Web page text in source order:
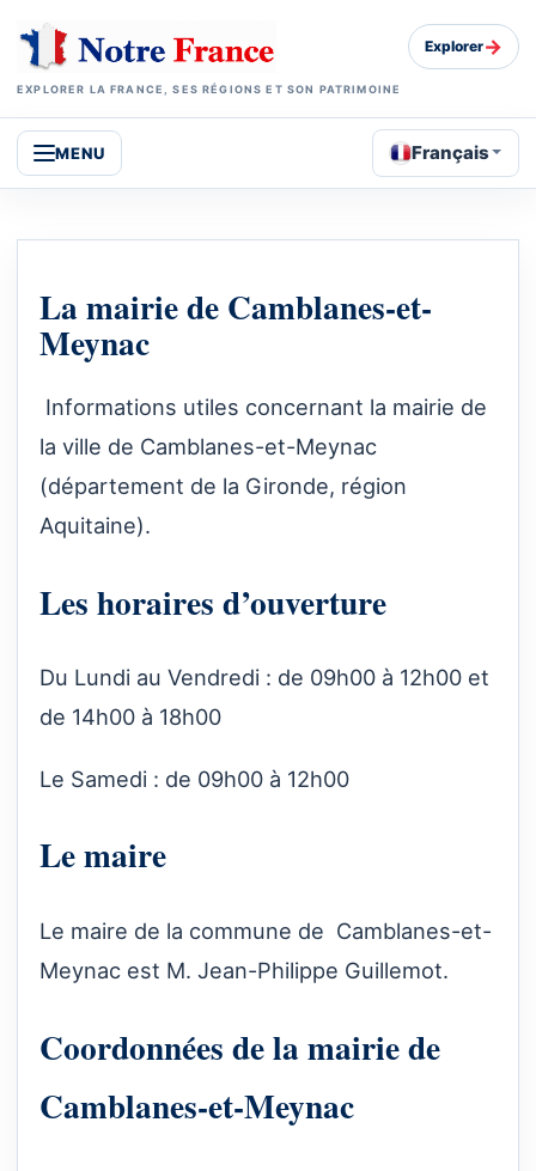
EXPLORER LA FRANCE, SES RÉGIONS ET SON PATRIMOINE
Explorer→
MENU Français
La mairie de Camblanes-et-
Meynac
Informations utiles concernant la mairie de
la ville de Camblanes-et-Meynac
(département de la Gironde, région
Aquitaine).
Les horaires d’ouverture
Du Lundi au Vendredi : de 09h00 à 12h00 et
de 14h00 à 18h00
Le Samedi : de 09h00 à 12h00
Le maire
Le maire de la commune de Camblanes-et-
Meynac est M. Jean-Philippe Guillemot.
Coordonnées de la mairie de
Camblanes-et-Meynac